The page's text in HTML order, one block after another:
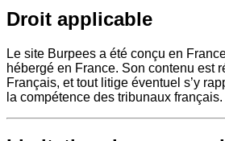
Droit applicable
Le site Burpees a été conçu en
hébergé en France. Son contenu est
Français, et tout litige éventuel s’y
la compétence des tribunaux français.